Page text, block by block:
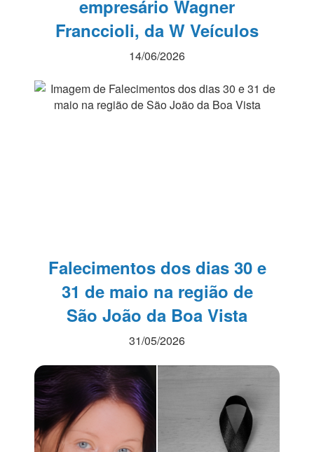
empresário Wagner
Franccioli, da W Veículos
14/06/2026
Falecimentos dos dias 30 e
31 de maio na região de
São João da Boa Vista
31/05/2026